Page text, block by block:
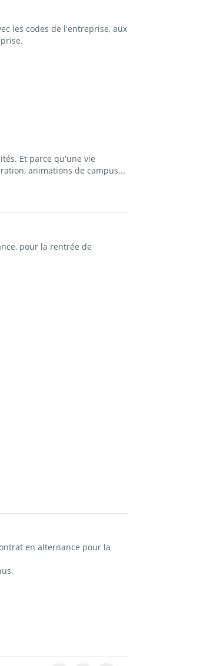
les codes de l'entreprise, aux
Et parce qu'une vie
animations de campus...
, pour la rentrée de
en alternance pour la